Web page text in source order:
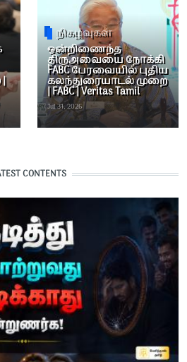
நிகழ்வுகள்
ஒன்றிணைந்த
திருஅவையை நோக்கி
FABC பேரவையில் புதிய
கலந்துரையாடல் முறை
| FABC | Veritas Tamil
Jul 31, 2026
CONTENTS